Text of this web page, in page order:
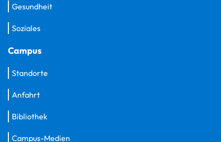
Gesundheit
Soziales
Campus
Standorte
Anfahrt
Bibliothek
Campus-Medien